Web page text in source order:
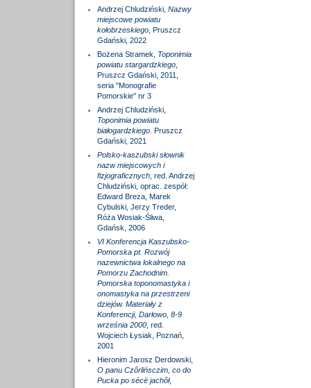
Andrzej Chludziński, Nazwy
miejscowe powiatu
kołobrzeskiego, Pruszcz
Gdański, 2022
Bożena Stramek,
Toponimia
powiatu stargardzkiego,
Pruszcz Gdański, 2011,
seria "Monografie
Pomorskie" nr 3
Andrzej Chludziński,
Toponimia powiatu
białogardzkiego. Pruszcz
Gdański, 2021
Polsko-kaszubski słownik
nazw miejscowych i
fizjograficznych, red. Andrzej
Chludziński, oprac. zespół:
Edward Breza, Marek
Cybulski, Jerzy Treder,
Róża Wosiak-Śliwa,
Gdańsk, 2006
VI Konferencja Kaszubsko-
Pomorska pt. Rozwój
nazewnictwa lokalnego na
Pomorzu Zachodnim.
Pomorska toponomastyka i
onomastyka na przestrzeni
dziejów. Materiały z
Konferencji, Darłowo, 8-9
września 2000, red.
Wojciech Łysiak, Poznań,
2001
Hieronim Jarosz Derdowski,
O panu Czôrlińsczim, co do
Pucka po sécë jachôł,